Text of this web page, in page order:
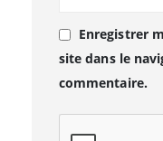
Enregistrer
site dans le
commentaire.